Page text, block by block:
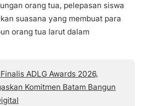
orang tua, pelepasan siswa
suasana yang membuat para
orang tua larut dalam
ADLG Awards 2026,
Komitmen Batam Bangun